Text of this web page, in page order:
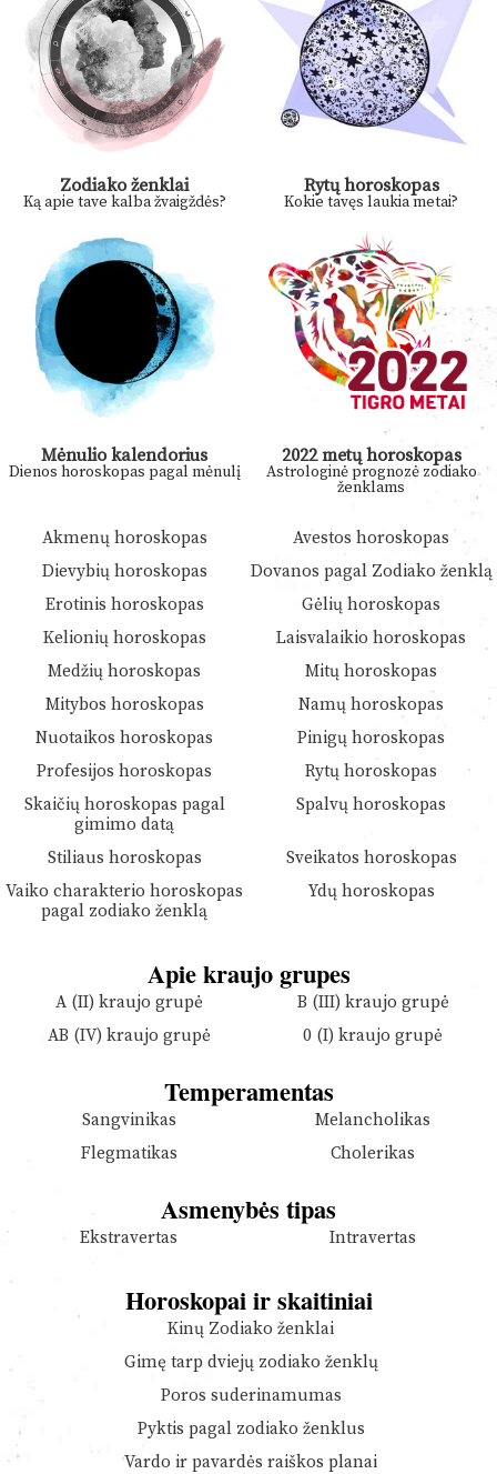
Zodiako ženklai
Ką apie tave kalba žvaigždės?
Rytų horoskopas
Kokie tavęs laukia metai?
Mėnulio kalendorius
Dienos horoskopas pagal mėnulį
2022 metų horoskopas
Astrologinė prognozė zodiako
ženklams
Akmenų horoskopas
Avestos horoskopas
Dievybių horoskopas
Dovanos pagal Zodiako ženklą
Erotinis horoskopas
Gėlių horoskopas
Kelionių horoskopas
Laisvalaikio horoskopas
Medžių horoskopas
Mitų horoskopas
Mitybos horoskopas
Namų horoskopas
Nuotaikos horoskopas
Pinigų horoskopas
Profesijos horoskopas
Rytų horoskopas
Skaičių horoskopas pagal
gimimo datą
Spalvų horoskopas
Stiliaus horoskopas
Sveikatos horoskopas
Vaiko charakterio horoskopas
pagal zodiako ženklą
Ydų horoskopas
Apie kraujo grupes
A (II) kraujo grupė
B (III) kraujo grupė
AB (IV) kraujo grupė
0 (I) kraujo grupė
Temperamentas
Sangvinikas
Melancholikas
Flegmatikas
Cholerikas
Asmenybės tipas
Ekstravertas Intravertas
Horoskopai ir skaitiniai
Kinų Zodiako ženklai
Gimę tarp dviejų zodiako ženklų
Poros suderinamumas
Pyktis pagal zodiako ženklus
Vardo ir pavardės raiškos planai